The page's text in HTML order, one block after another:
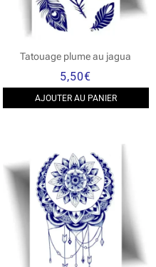
Tatouage plume au jagua
5,50€
AJOUTER AU PANIER